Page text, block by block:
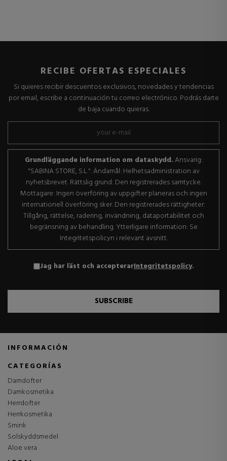
RECIBE OFERTAS ESPECIALES
Si quieres recibir descuentos exclusivos, novedades y tendencias
por email, escribe a continuación tu correo electrónico. Podrás darte
de baja cuando quieras.
Grundläggande information om dataskydd.Ansvarig:
"SABINA STORE, S.L.". Ändamål: Helhetsadministration av
nyhetsbrevet. Rättslig grund: Den registrerades samtycke.
Mottagare: Ingen överföring av uppgifter planeras och ingen
internationell överföring sker. Den registrerades rättigheter:
Tillgång, rättelse, radering, invändning, dataportabilitet och
begränsning av behandling. Ytterligare information: Se
Integritetspolicyn i relevant avsnitt.
Jag har läst och accepterarIntegritetspolicy.
SUBSCRIBE
INFORMACIÓN
CATEGORÍAS
Damdofter
Damkosmetika
Herrdofter
Herrkosmetika
Smink
Solskyddsmedel
Aloe vera